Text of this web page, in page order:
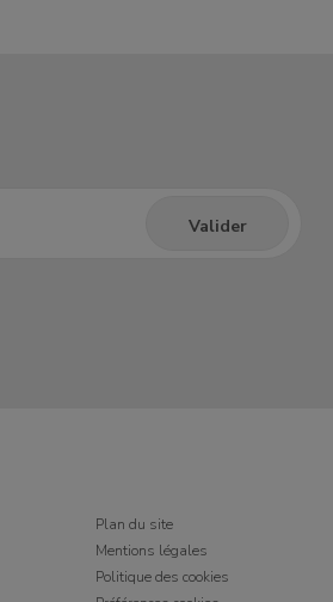
Plan du site
Mentions légales
Politique des cookies